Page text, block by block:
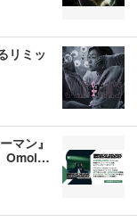
リミッ
マン』
Omoi…